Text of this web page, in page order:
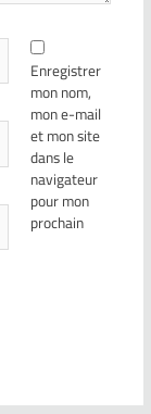
Enregistrer
mon nom,
mon e-mail
et mon site
dans le
navigateur
pour mon
prochain